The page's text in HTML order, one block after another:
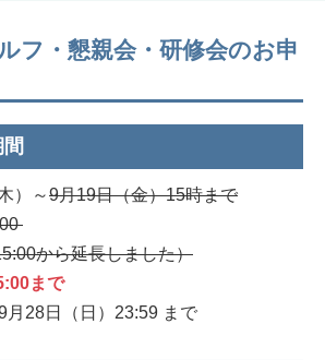
フ・懇親会・研修会のお申
）～9月19日（金）15時まで
から延長しました）
まで
28日（日）23:59 まで